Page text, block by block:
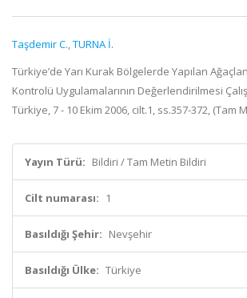
Taşdemir C.,TURNA İ.
Türkiye’de Yarı Kurak Bölgelerde Yapılan
Kontrolü Uygulamalarının Değerlendirilmesi
Türkiye, 7 - 10 Ekim 2006, cilt.1, ss.357-372, (Tam
Yayın Türü: Bildiri / Tam Metin Bildiri
Cilt numarası: 1
Basıldığı Şehir: Nevşehir
Basıldığı Ülke: Türkiye